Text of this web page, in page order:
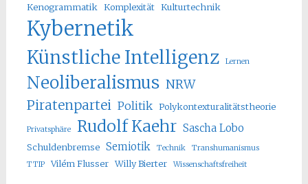
Kenogrammatik Komplexität Kulturtechnik
Kybernetik
Künstliche Intelligenz Lernen
Neoliberalismus NRW
Piratenpartei Politik Polykontexturalitätstheorie
Privatsphäre Rudolf Kaehr Sascha Lobo
Schuldenbremse Semiotik Technik
Transhumanismus
TTIP
Vilém Flusser Willy Bierter Wissenschaftsfreiheit